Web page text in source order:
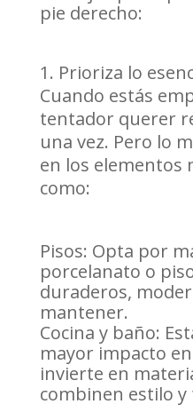
pie derecho:
Prioriza lo
Cuando estás
tentador querer
una vez. Pero lo
en los elementos
como:
Pisos: Opta por
porcelanato o
duraderos,
mantener.
Cocina y baño:
mayor impacto
invierte en
combinen estilo